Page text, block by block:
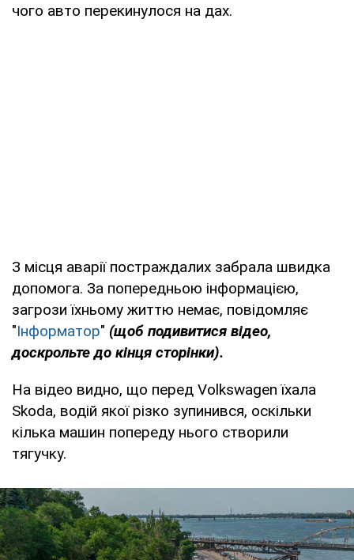
чого авто перекинулося на дах.
З місця аварії постраждалих забрала швидка
допомога. За попередньою інформацією,
загрози їхньому життю немає, повідомляє
"Інформатор" (щоб подивитися відео,
доскрольте до кінця сторінки).
На відео видно, що перед Volkswagen їхала
Skoda, водій якої різко зупинився, оскільки
кілька машин попереду нього створили
тягучку.